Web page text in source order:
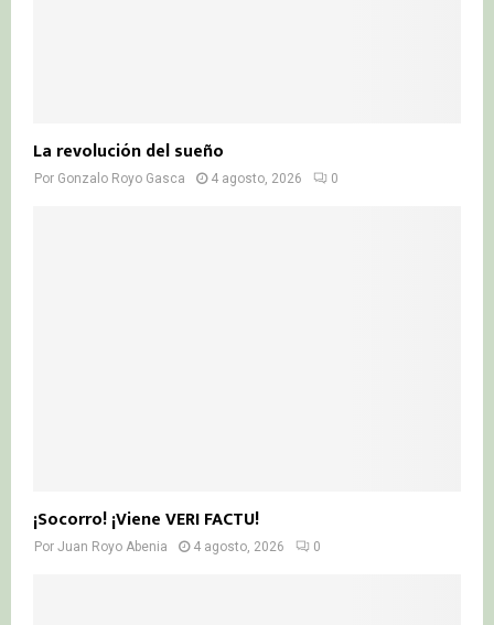
La revolución del sueño
Por Gonzalo Royo Gasca 4 agosto, 2026 0
¡Socorro! ¡Viene VERI FACTU!
Por Juan Royo Abenia 4 agosto, 2026 0